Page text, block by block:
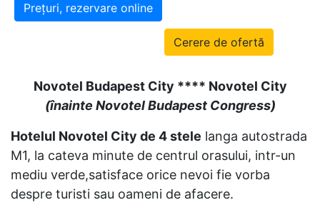
Prețuri, rezervare online
Cerere de ofertă
Novotel Budapest City **** Novotel City
(înainte Novotel Budapest Congress)
Hotelul Novotel City de 4 stele langa autostrada
M1, la cateva minute de centrul orasului, intr-un
mediu verde,satisface orice nevoi fie vorba
despre turisti sau oameni de afacere.